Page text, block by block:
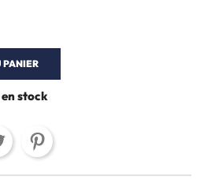
PANIER
stock